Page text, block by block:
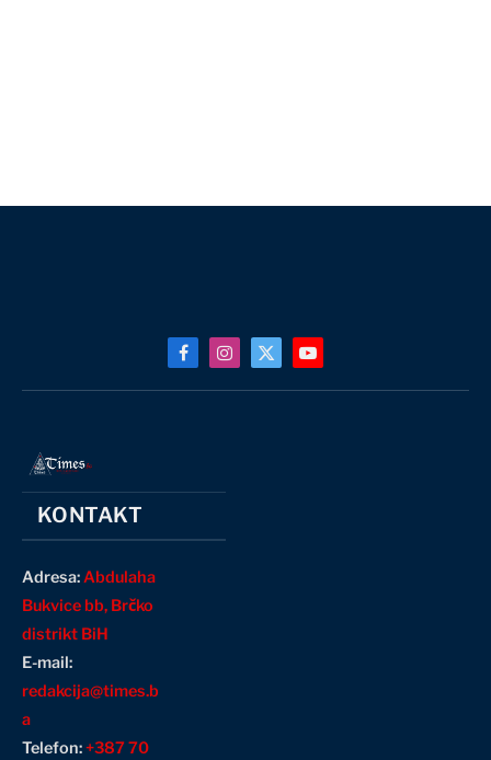
FacebookInstagram
X
(Twitter)
YouTube
KONTAKT
Adresa:Abdulaha
Bukvice bb, Brčko
distrikt BiH
E-mail:
redakcija@times.b
a
Telefon:+387 70